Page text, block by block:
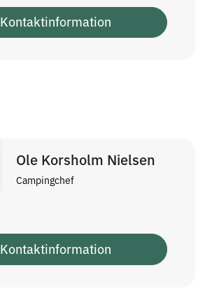
Kontaktinformation
Ole Korsholm Nielsen
Campingchef
Kontaktinformation